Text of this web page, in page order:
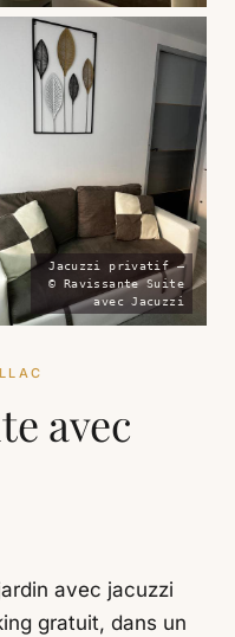
Jacuzzi privatif —
© Ravissante Suite
avec Jacuzzi
avec
avec jacuzzi
gratuit, dans un